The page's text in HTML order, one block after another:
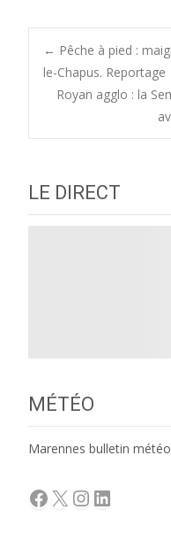
Post
← Pêche à pied :
le-Chapus. Reportage
Royan agglo : la
LE DIRECT
MÉTÉO
Marennes bulletin météo
Facebook
X Instagram
LinkedIn